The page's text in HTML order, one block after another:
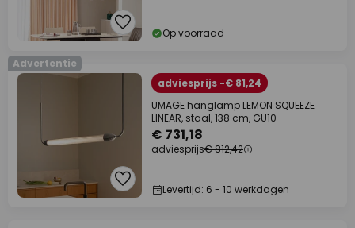
Op voorraad
Advertentie
adviesprijs -€ 81,24
UMAGE hanglamp LEMON SQUEEZE
LINEAR, staal, 138 cm, GU10
€ 731,18
adviesprijs€ 812,42
Levertijd: 6 - 10 werkdagen